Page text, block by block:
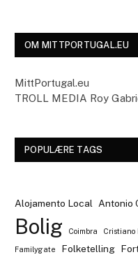
OM MITTPORTUGAL.EU
MittPortugal.eu
TROLL MEDIA Roy
POPULÆRE TAGS
Alojamento Local Antonio
Bolig Coimbra Cristiano
Familygate Folketelling